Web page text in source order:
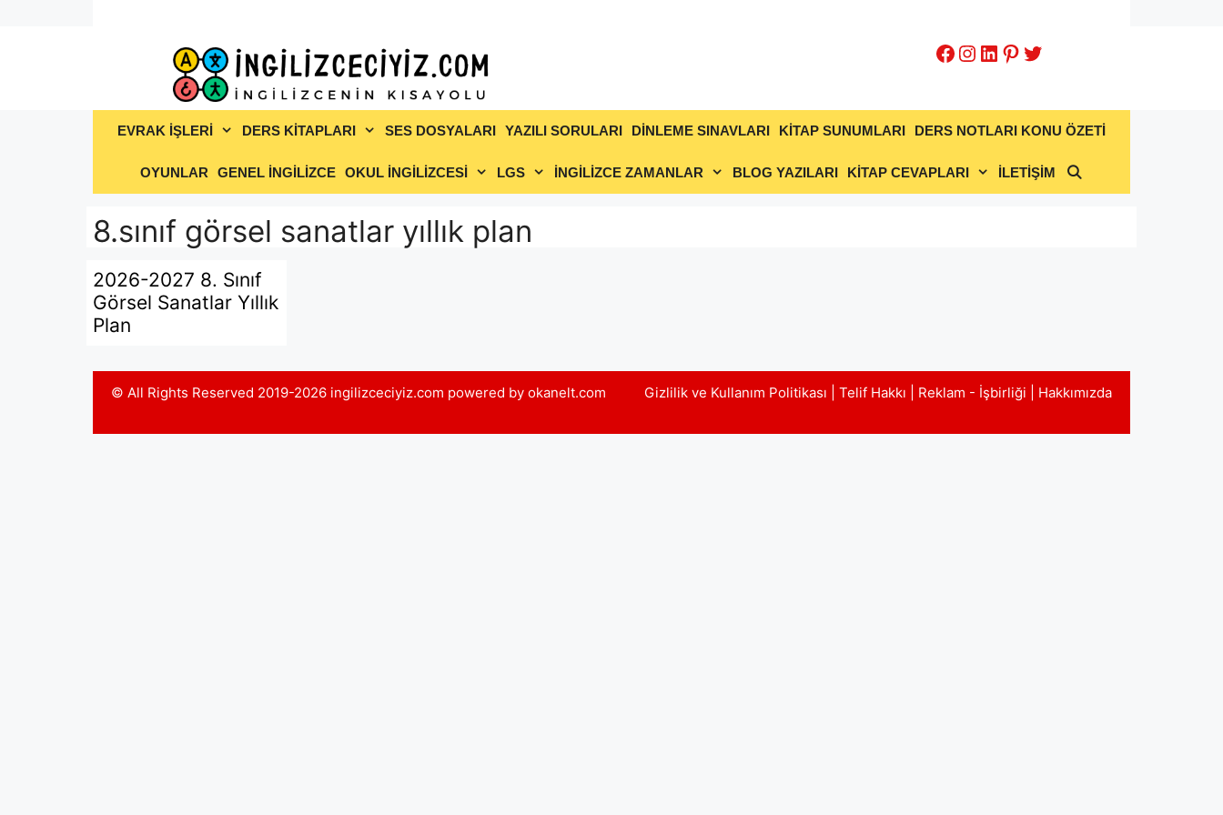
Facebook
Instagram
LinkedIn
Pinterest
Twitter
EVRAK İŞLERİ DERS KİTAPLARI SES DOSYALARI YAZILI SORULARI DİNLEME SINAVLARI KİTAP SUNUMLARI DERS NOTLARI KONU ÖZETİ
OYUNLAR GENEL İNGİLİZCE OKUL İNGİLİZCESİ LGS İNGİLİZCE ZAMANLAR BLOG YAZILARI KİTAP CEVAPLARI İLETİŞİM
8.sınıf görsel sanatlar yıllık plan
2026-2027 8. Sınıf
Görsel Sanatlar Yıllık
Plan
Gizlilik ve Kullanım Politikası Telif Hakkı Reklam - İşbirliği Hakkımızda
© All Rights Reserved 2019-2026 ingilizceciyiz.com powered by okanelt.com